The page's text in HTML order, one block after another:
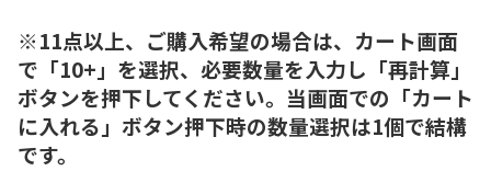
※11点以上、ご購入希望の場合は、カート画面
で「10+」を選択、必要数量を入力し「再計算」
ボタンを押下してください。当画面での「カート
に入れる」ボタン押下時の数量選択は1個で結構
です。